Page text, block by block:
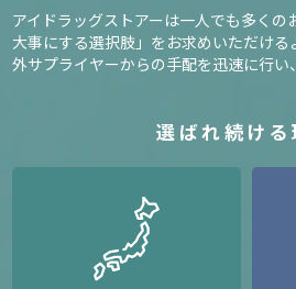
アイドラッグストアーは一人でも多くの
大事にする選択肢」をお求めいただける
外サプライヤーからの手配を迅速に行い
選ばれ続ける